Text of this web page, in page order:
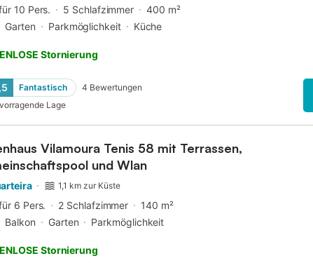
10 Pers. 5 Schlafzimmer
400 m²
Garten Parkmöglichkeit Küche
Stornierung
Fantastisch 4 Bewertungen
Lage
Vilamoura Tenis 58 mit Terrassen,
und Wlan
1,1 km zur Küste
6 Pers. 2 Schlafzimmer
140 m²
Balkon Garten Parkmöglichkeit
Stornierung